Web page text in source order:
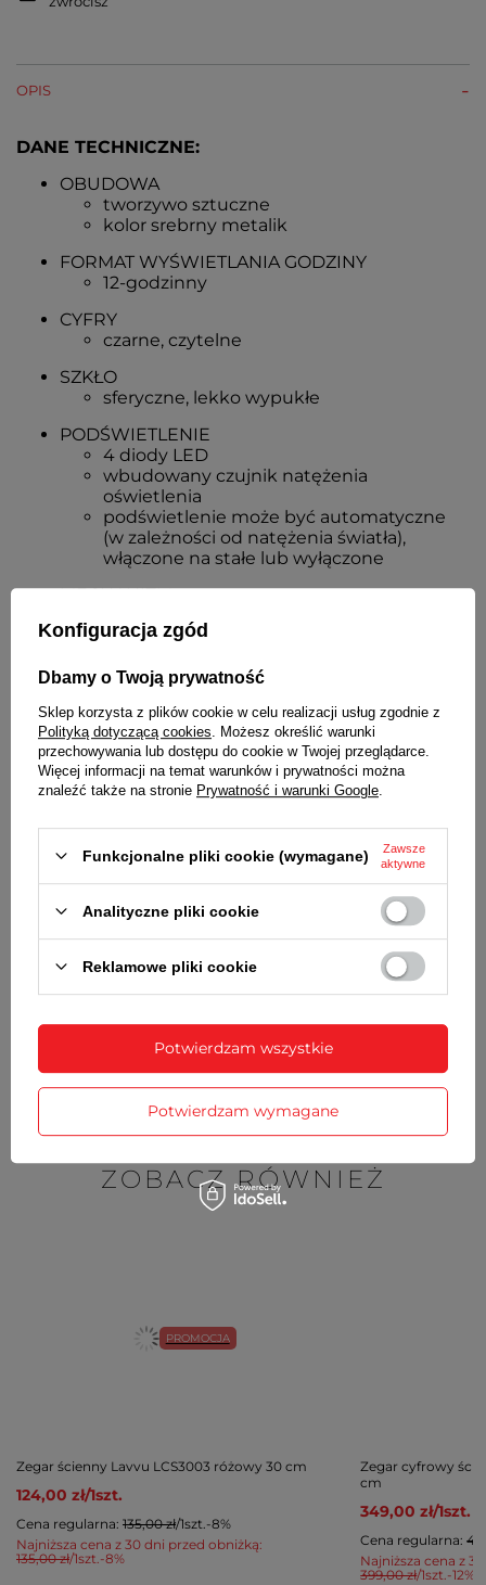
OPIS
DANE TECHNICZNE:
OBUDOWA
tworzywo sztuczne
kolor srebrny metalik
FORMAT WYŚWIETLANIA GODZINY
12-godzinny
CYFRY
czarne, czytelne
SZKŁO
sferyczne, lekko wypukłe
PODŚWIETLENIE
4 diody LED
wbudowany czujnik natężenia
oświetlenia
podświetlenie może być automatyczne
(w zależności od natężenia światła),
włączone na stałe lub wyłączone
MECHANIZM
z cichym (płynącym) sekundnikiem
ZASILANIE
3 baterie typu AA (LR6) - do podświetlenia
WYMIARY
średnica - 35,5 cm
grubość - 4,5 cm
SZCZEGÓŁOWE DANE
Potrzebujesz pomocy? Masz pytania?
Zadaj pytanie a my odpowiemy
odpowiedzi publikując dla innych.
Zadaj pytanie
ZOBACZ RÓWNIEŻ
PROMOCJA
Zegar ścienny Lavvu LCS3003 różowy 30 cm
124,00 zł/1szt.
Najniższa cena z 30 dni przed obniżką:
135,00 zł/1szt.-8%
Cena regularna: 135,00 zł/1szt.-8%
Zegar cyfrowy
cm
349,00 zł/1szt.
Najniższa cena z
399,00 zł/1szt.-12%
Cena regularna:
Konfiguracja zgód
Dbamy o Twoją prywatność
Sklep korzysta z plików cookie w celu realizacji usług zgodnie z
Polityką dotyczącą cookies . Możesz określić warunki
przechowywania lub dostępu do cookie w Twojej przeglądarce.
Więcej informacji na temat warunków i prywatności można
znaleźć także na stronie Prywatność i warunki Google
Funkcjonalne pliki cookie (wymagane)
Zawsze
aktywne
Analityczne pliki cookie
Reklamowe pliki cookie
Potwierdzam wymagane
Potwierdzam wszystkie